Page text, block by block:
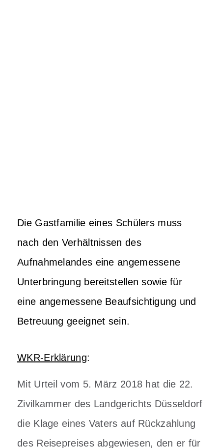
Die Gastfamilie eines Schülers muss
nach den Verhältnissen des
Aufnahmelandes eine angemessene
Unterbringung bereitstellen sowie für
eine angemessene Beaufsichtigung und
Betreuung geeignet sein.
WKR-Erklärung:
Mit Urteil vom 5. März 2018 hat die 22.
Zivilkammer des Landgerichts Düsseldorf
die Klage eines Vaters auf Rückzahlung
des Reisepreises abgewiesen, den er für